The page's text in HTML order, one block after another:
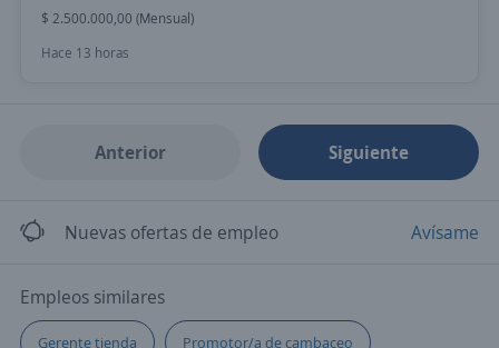
$ 2.500.000,00 (Mensual)
Hace 13 horas
Anterior Siguiente
Nuevas ofertas de empleo Avísame
Empleos similares
Gerente tienda Promotor/a de cambaceo